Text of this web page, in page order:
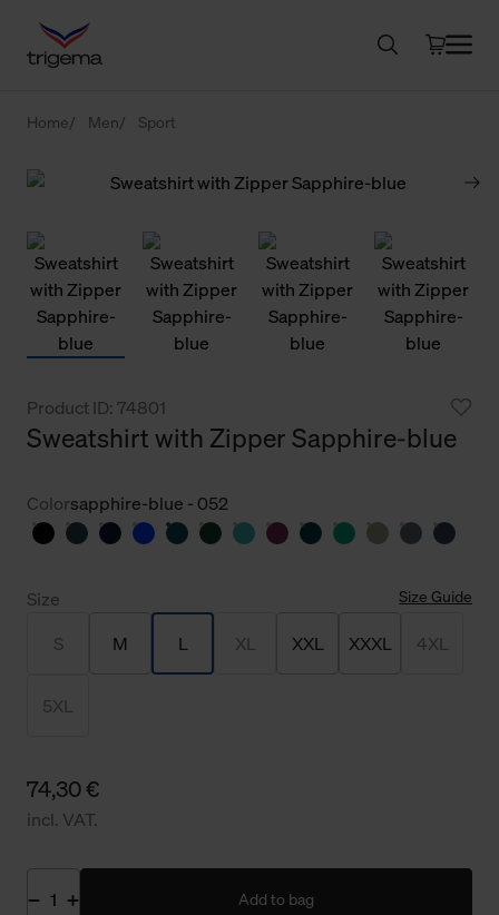
Home Men Sport
Product ID: 74801
Sweatshirt with Zipper Sapphire-blue
Colorsapphire-blue - 052
Size Size Guide
S M L XL XXL XXXL 4XL
5XL
74,30 €
incl. VAT.
Add to bag